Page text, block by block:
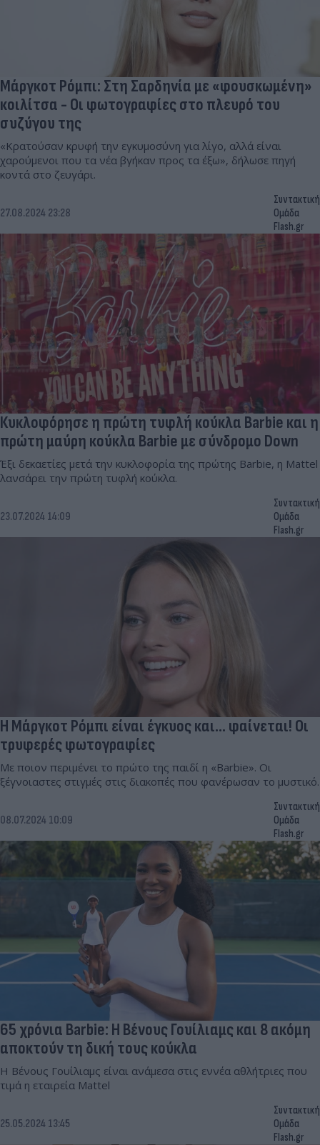
Μάργκοτ Ρόμπι: Στη Σαρδηνία με «φουσκωμένη»
κοιλίτσα - Οι φωτογραφίες στο πλευρό του
συζύγου της
«Κρατούσαν κρυφή την εγκυμοσύνη για λίγο, αλλά είναι
χαρούμενοι που τα νέα βγήκαν προς τα έξω», δήλωσε πηγή
κοντά στο ζευγάρι.
27.08.2024 23:28
Συντακτική
Ομάδα
Flash.gr
Κυκλοφόρησε η πρώτη τυφλή κούκλα Barbie και η
πρώτη μαύρη κούκλα Barbie με σύνδρομο Down
Έξι δεκαετίες μετά την κυκλοφορία της πρώτης Barbie, η Mattel
λανσάρει την πρώτη τυφλή κούκλα.
23.07.2024 14:09
Συντακτική
Ομάδα
Flash.gr
Η Μάργκοτ Ρόμπι είναι έγκυος και... φαίνεται! Οι
τρυφερές φωτογραφίες
Με ποιον περιμένει το πρώτο της παιδί η «Barbie». Οι
ξέγνοιαστες στιγμές στις διακοπές που φανέρωσαν το μυστικό.
08.07.2024 10:09
Συντακτική
Ομάδα
Flash.gr
65 χρόνια Barbie: Η Βένους Γουίλιαμς και 8 ακόμη
αποκτούν τη δική τους κούκλα
Η Βένους Γουίλιαμς είναι ανάμεσα στις εννέα αθλήτριες που
τιμά η εταιρεία Mattel
25.05.2024 13:45
Συντακτική
Ομάδα
Flash.gr